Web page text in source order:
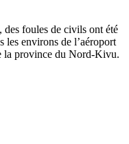
des foules de civils ont été
les environs de l’aéroport
la province du Nord-Kivu.